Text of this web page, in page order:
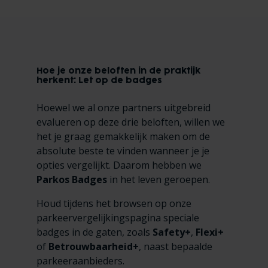
Hoe je onze beloften in de praktijk
herkent: Let op de badges
Hoewel we al onze partners uitgebreid
evalueren op deze drie beloften, willen we
het je graag gemakkelijk maken om de
absolute beste te vinden wanneer je je
opties vergelijkt. Daarom hebben we
Parkos Badges in het leven geroepen.
Houd tijdens het browsen op onze
parkeervergelijkingspagina speciale
badges in de gaten, zoals Safety+, Flexi+
of Betrouwbaarheid+, naast bepaalde
parkeeraanbieders.